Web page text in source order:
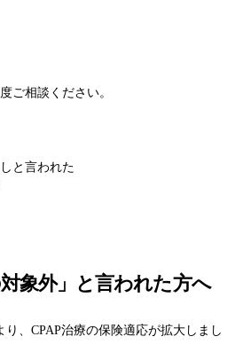
ご相談ください。
と言われた
象外」と言われた方へ
り、CPAP治療の保険適応が拡大しまし